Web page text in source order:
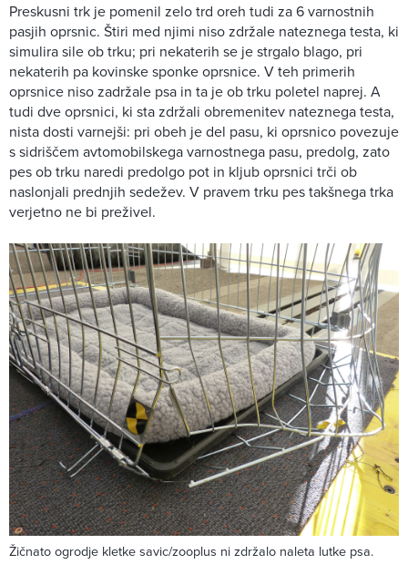
Preskusni trk je pomenil zelo trd oreh tudi za 6 varnostnih
pasjih oprsnic. Štiri med njimi niso zdržale nateznega testa, ki
simulira sile ob trku; pri nekaterih se je strgalo blago, pri
nekaterih pa kovinske sponke oprsnice. V teh primerih
oprsnice niso zadržale psa in ta je ob trku poletel naprej. A
tudi dve oprsnici, ki sta zdržali obremenitev nateznega testa,
nista dosti varnejši: pri obeh je del pasu, ki oprsnico povezuje
s sidriščem avtomobilskega varnostnega pasu, predolg, zato
pes ob trku naredi predolgo pot in kljub oprsnici trči ob
naslonjali prednjih sedežev. V pravem trku pes takšnega trka
verjetno ne bi preživel.
Žičnato ogrodje kletke savic/zooplus ni zdržalo naleta lutke psa.